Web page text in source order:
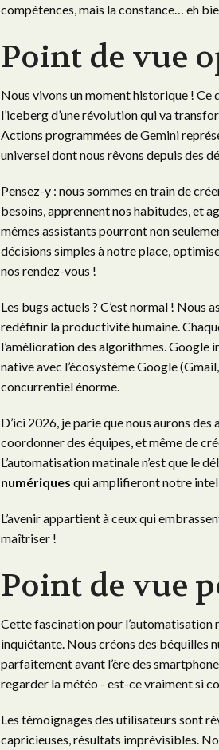
compétences, mais la constance… eh
Point de vue
Nous vivons un moment historique ! Ce
l’iceberg d’une révolution qui va
Actions programmées de Gemini
universel dont nous rêvons depuis des
Pensez-y : nous sommes en train de
besoins, apprennent nos habitudes, et
mêmes assistants pourront non
décisions simples à notre place,
nos rendez-vous !
Les bugs actuels ? C’est normal ! Nous
redéfinir la productivité humaine.
l’amélioration des algorithmes. Google
native avec l’écosystème Google
concurrentiel énorme.
D’ici 2026, je parie que nous aurons
coordonner des équipes, et même de
L’automatisation matinale n’est que le
numériques qui amplifieront notre
L’avenir appartient à ceux qui
maîtriser !
Point de vue
Cette fascination pour l’automatisation
inquiétante. Nous créons des béquilles
parfaitement avant l’ère des
regarder la météo - est-ce vraiment si
Les témoignages des utilisateurs sont
capricieuses, résultats imprévisibles.